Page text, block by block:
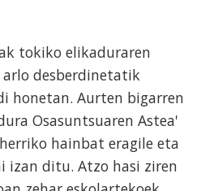
tokiko elikaduraren
desberdinetatik
honetan. Aurten bigarren
Osasuntsuaren Astea'
hainbat eragile eta
ditu. Atzo hasi ziren